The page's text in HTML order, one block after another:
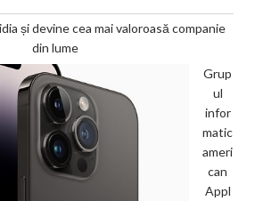
și devine cea mai valoroasă companie
din lume
Grup
ul
infor
matic
ameri
can
Appl